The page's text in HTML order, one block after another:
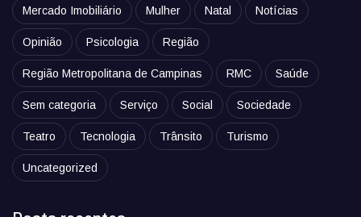
Mercado Imobiliário Mulher Natal Notícias
Opinião Psicologia Região
Região Metropolitana de Campinas RMC Saúde
Sem categoria Serviço Social Sociedade
Teatro Tecnologia Trânsito Turismo
Uncategorized